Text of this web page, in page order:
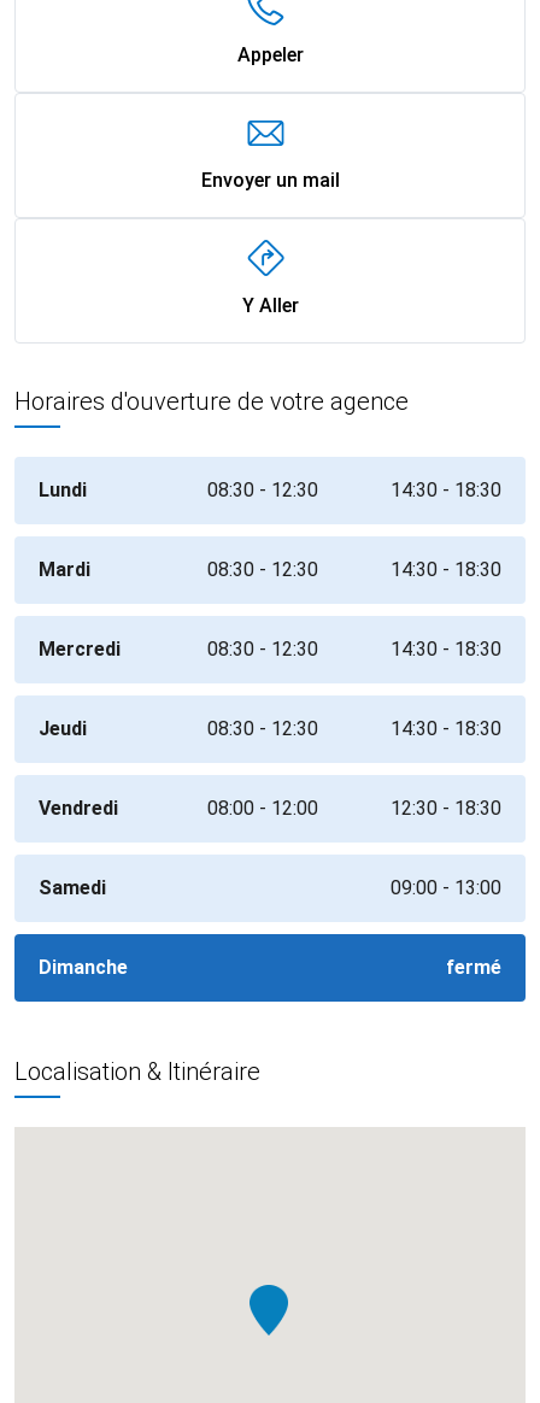
Appeler
Envoyer un mail
Y Aller
Horaires d'ouverture de votre agence
Lundi 08:30 - 12:30 14:30 - 18:30
Mardi 08:30 - 12:30 14:30 - 18:30
Mercredi 08:30 - 12:30 14:30 - 18:30
Jeudi 08:30 - 12:30 14:30 - 18:30
Vendredi 08:00 - 12:00 12:30 - 18:30
Samedi 09:00 - 13:00
Dimanche fermé
Localisation & Itinéraire